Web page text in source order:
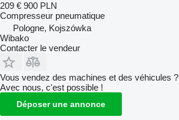
209 € 900 PLN
Compresseur pneumatique
Pologne, Kojszówka
Wibako
Contacter le vendeur
Vous vendez des machines et des véhicules ?
Avec nous, c'est possible !
Déposer une annonce